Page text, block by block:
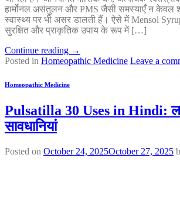
हार्मोनल असंतुलन और PMS जैसी समस्याएँ न केवल
स्वास्थ्य पर भी असर डालती हैं। ऐसे में Mensol
सुरक्षित और प्राकृतिक उपाय के रूप में […]
Continue reading →
Posted in Homeopathic Medicine Leave a
Homeopathic Medicine
Pulsatilla 30 Uses in Hindi:
सावधानियां
Posted on October 24, 2025October 27, 2025